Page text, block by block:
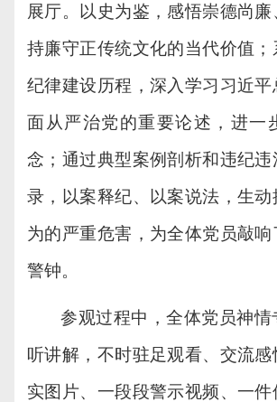
展厅。
以史为鉴， 感悟崇德尚廉
持廉守正传统文化的当代价值 ；
纪律建设历程，深入学习习近
面从严治党的重要论述，进一
念 ； 通过典型案例剖析和违纪
录，以案释纪、以案说法，生
为的严重危害，为全体党员敲
警钟。
参观过程中，全体党员神情
听讲解，不时驻足观看、交流
实图片、一段段警示视频、一件